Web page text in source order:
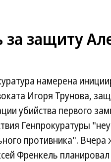
защиту
намерена
Игоря Трунова,
убийства первого
Генпрокуратуры
противника".
Френкель